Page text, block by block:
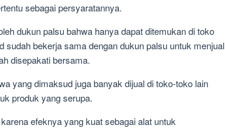
sebagai persyaratannya.
dukun palsu bahwa hanya dapat ditemukan di toko
bekerja sama dengan dukun palsu untuk menjual
disepakati bersama.
yang dimaksud juga banyak dijual di toko-toko lain
produk yang serupa.
efeknya yang kuat sebagai alat untuk